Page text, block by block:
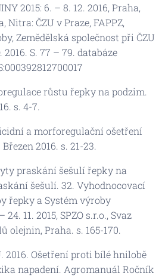
2015: 6. – 8. 12. 2016, Praha,
ČZU v Praze, FAPPZ,
Zemědělská společnost při ČZU
S. 77 – 79. databáze
růstu řepky na podzim.
s. 4-7.
a morforegulační ošetření
2016. s. 21-23.
praskání šešulí řepky na
šešulí. 32. Vyhodnocovací
řepky a Systém výroby
11. 2015, SPZO s.r.o., Svaz
olejnin, Praha. s. 165-170.
2016. Ošetření proti bílé hnilobě
napadení. Agromanuál Ročník